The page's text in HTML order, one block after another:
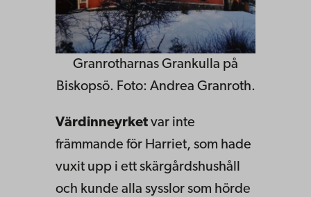
Granrotharnas Grankulla på
Biskopsö. Foto: Andrea Granroth.
Värdinneyrket var inte
främmande för Harriet, som hade
vuxit upp i ett skärgårdshushåll
och kunde alla sysslor som hörde